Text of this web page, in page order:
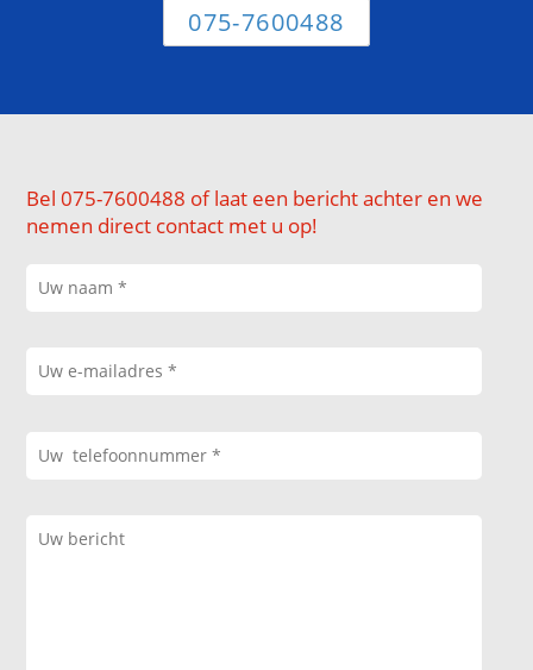
075-7600488
Bel 075-7600488 of laat een bericht achter en we
nemen direct contact met u op!